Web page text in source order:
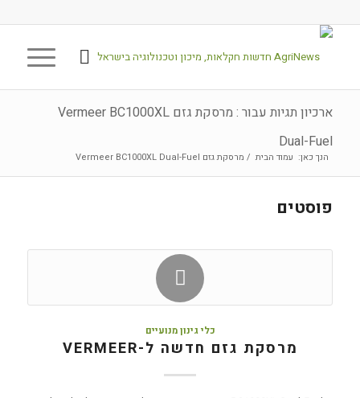
ארכיון תגיות עבור : מרסקת גזם Vermeer BC1000XL
Dual-Fuel
הנך כאן: עמוד הבית / מרסקת גזם Vermeer BC1000XL Dual-Fuel
פוסטים
כלי גינון מנועיים
מרסקת גזם חדשה ל-VERMEER